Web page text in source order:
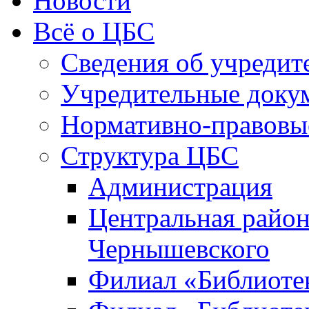
Всё о ЦБС
Сведения об
Учредительные
Нормативно-
Структура ЦБС
Администрация
Центральная
Чернышевского
Филиал